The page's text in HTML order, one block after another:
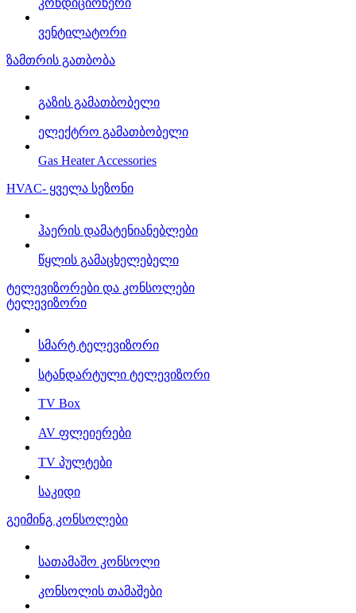
კონდიციონერი
ვენტილატორი
ზამთრის გათბობა
გაზის გამათბობელი
ელექტრო გამათბობელი
Gas Heater Accessories
HVAC- ყველა სეზონი
ჰაერის დამატენიანებლები
წყლის გამაცხელებელი
ტელევიზორები და კონსოლები
ტელევიზორი
სმარტ ტელევიზორი
სტანდარტული ტელევიზორი
TV Box
AV ფლეიერები
TV პულტები
საკიდი
გეიმინგ კონსოლები
სათამაშო კონსოლი
კონსოლის თამაშები